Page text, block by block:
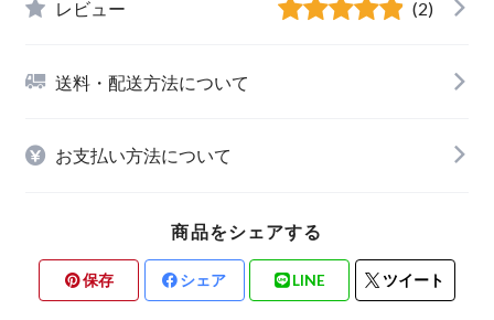
レビュー (2)
送料・配送方法について
お支払い方法について
商品をシェアする
保存 シェア LINE ツイート